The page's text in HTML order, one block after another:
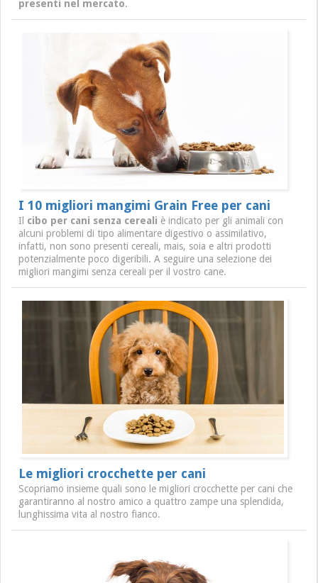
presenti nel mercato.
I 10 migliori mangimi Grain Free per cani
Il cibo per cani senza cereali è indicato per gli animali con
alcuni problemi di tipo alimentare digestivo o assimilativo,
infatti, non sono presenti cereali, mais, soia e altri prodotti
potenzialmente poco digeribili. A seguire una selezione dei
migliori mangimi senza cereali per il vostro cane.
Le migliori crocchette per cani
Scopriamo insieme quali sono le migliori crocchette per cani che
garantiranno al nostro amico a quattro zampe una splendida,
lunghissima vita al nostro fianco.